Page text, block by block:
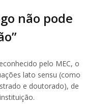
não pode
pelo MEC, o
lato sensu (como
e doutorado), de